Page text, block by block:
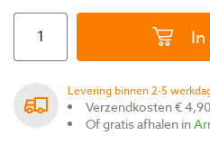
Levering binnen 2-5
Verzendkosten € 4,90
Of gratis afhalen in